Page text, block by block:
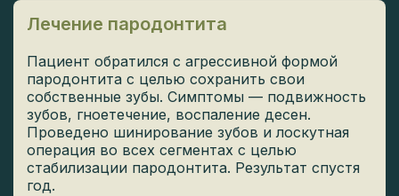
Лечение пародонтита
Пациент обратился с агрессивной формой
пародонтита с целью сохранить свои
собственные зубы. Симптомы — подвижность
зубов, гноетечение, воспаление десен.
Проведено шинирование зубов и лоскутная
операция во всех сегментах с целью
стабилизации пародонтита. Результат спустя
год.